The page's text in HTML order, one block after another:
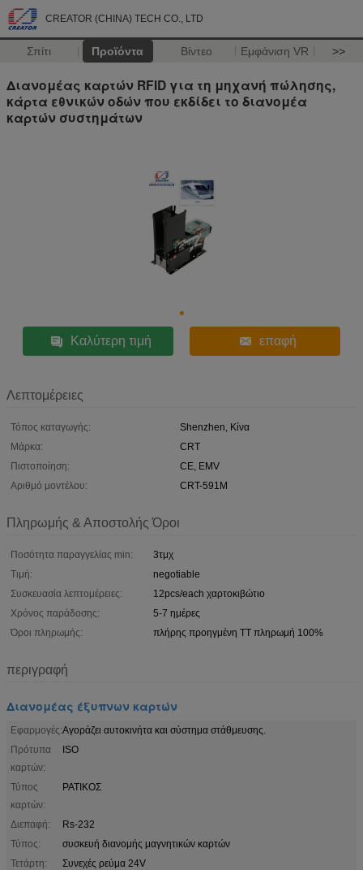
CREATOR (CHINA) TECH CO., LTD
Σπίτι Προϊόντα Βίντεο Εμφάνιση VR >>
Διανομέας καρτών RFID για τη μηχανή πώλησης,
κάρτα εθνικών οδών που εκδίδει το διανομέα
καρτών συστημάτων
Καλύτερη τιμή επαφή
Λεπτομέρειες
Τόπος καταγωγής:
Shenzhen, Κίνα
Μάρκα:
CRT
Πιστοποίηση:
CE, EMV
Αριθμό μοντέλου:
CRT-591M
Πληρωμής & Αποστολής Όροι
Ποσότητα παραγγελίας min:
3τμχ
Τιμή:
negotiable
Συσκευασία λεπτομέρειες:
12pcs/each χαρτοκιβώτιο
Χρόνος παράδοσης:
5-7 ημέρες
Όροι πληρωμής:
πλήρης προηγμένη TT πληρωμή 100%
περιγραφή
Διανομέας έξυπνων καρτών
Εφαρμογές:Αγοράζει αυτοκινήτα και σύστημα στάθμευσης.
Πρότυπα
καρτών:
ISO
Τύπος
καρτών:
ΡΑΤΙΚΟΣ
Διεπαφή:
Rs-232
Τύπος:
συσκευή διανομής μαγνητικών καρτών
Τετάρτη:
Συνεχές ρεύμα 24V